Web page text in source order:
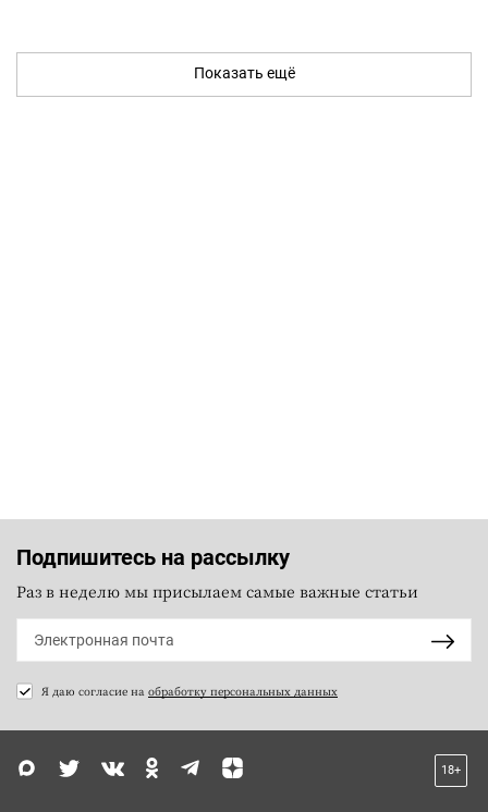
Показать ещё
Подпишитесь на рассылку
Раз в неделю мы присылаем самые важные статьи
Я даю согласие на обработку персональных данных
18+